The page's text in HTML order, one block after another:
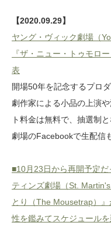
【2020.09.29】
ヤング・ヴィック劇場（
『ザ・ニュー・トゥモロ
表
開場50年を記念するプロ
劇作家による小品の上演
ト料金は無料で、抽選制
劇場のFacebookで生配信
■10月23日から再開予定
ティンズ劇場（St.
とり（The Mousetrap）
性を鑑みてスケジュール